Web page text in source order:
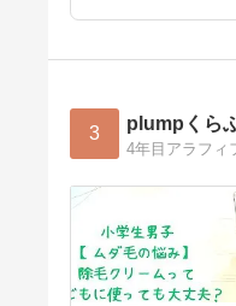
3 plumpくら
4年目アラフィ